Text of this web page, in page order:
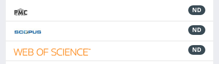
ND
ND
ND